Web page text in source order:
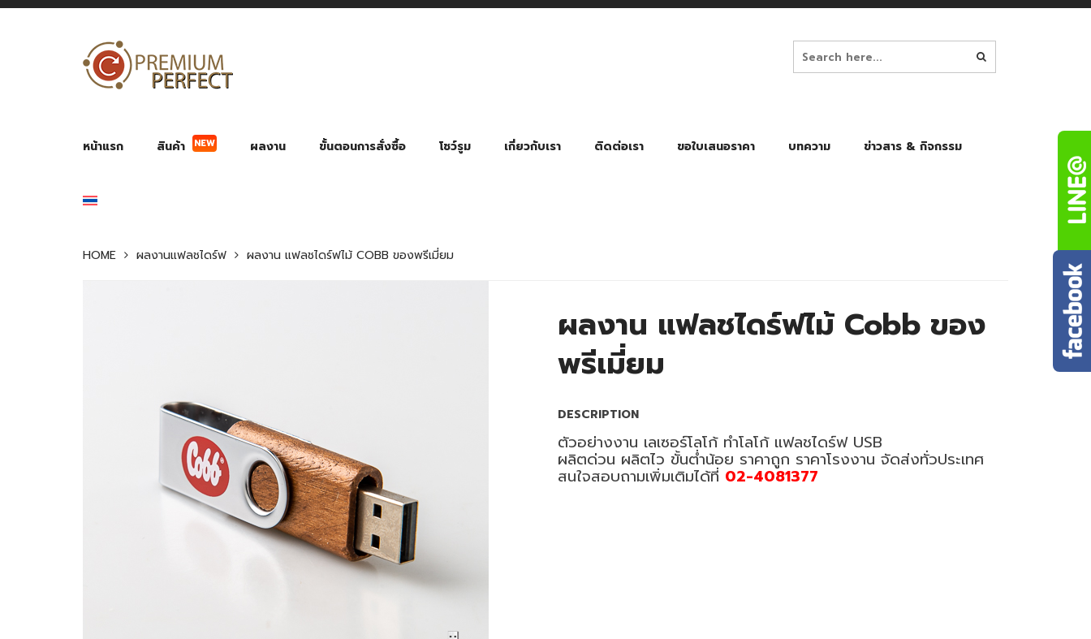
หน้าแรก สินค้า NEW ผลงาน ขั้นตอนการสั่งซื้อ โชว์รูม เกี่ยวกับเรา ติดต่อเรา ขอใบเสนอราคา บทความ ข่าวสาร & กิจกรรม
HOME ผลงานแฟลชไดร์ฟ ผลงาน แฟลชไดร์ฟไม้ COBB ของพรีเมี่ยม
ผลงาน แฟลชไดร์ฟไม้ Cobb ของ
พรีเมี่ยม
DESCRIPTION
ตัวอย่างงาน เลเซอร์โลโก้ ทำโลโก้ แฟลชไดร์ฟ USB
ผลิตด่วน ผลิตไว ขั้นต่ำน้อย ราคาถูก ราคาโรงงาน จัดส่งทั่วประเทศ
สนใจสอบถามเพิ่มเติมได้ที่ 02-4081377